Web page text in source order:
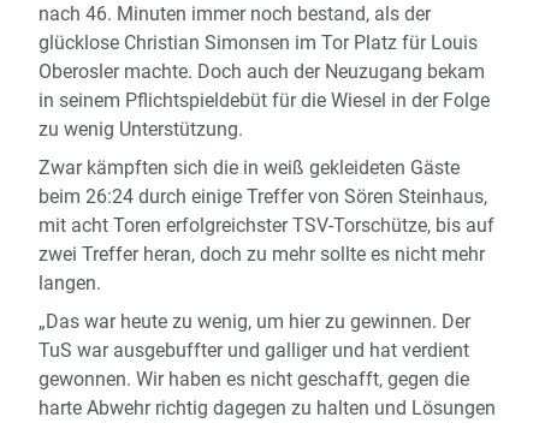
nach 46. Minuten immer noch bestand, als der
glücklose Christian Simonsen im Tor Platz für Louis
Oberosler machte. Doch auch der Neuzugang bekam
in seinem Pflichtspieldebüt für die Wiesel in der Folge
zu wenig Unterstützung.
Zwar kämpften sich die in weiß gekleideten Gäste
beim 26:24 durch einige Treffer von Sören Steinhaus,
mit acht Toren erfolgreichster TSV-Torschütze, bis auf
zwei Treffer heran, doch zu mehr sollte es nicht mehr
langen.
„Das war heute zu wenig, um hier zu gewinnen. Der
TuS war ausgebuffter und galliger und hat verdient
gewonnen. Wir haben es nicht geschafft, gegen die
harte Abwehr richtig dagegen zu halten und Lösungen